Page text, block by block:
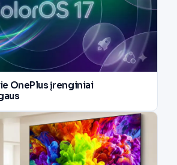
OnePlus įrenginiai